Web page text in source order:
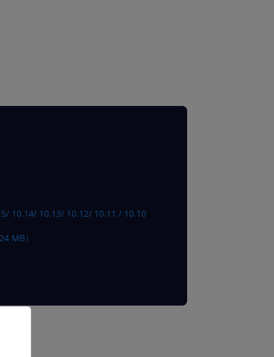
10.14/ 10.13/ 10.12/ 10.11 / 10.10
MB）